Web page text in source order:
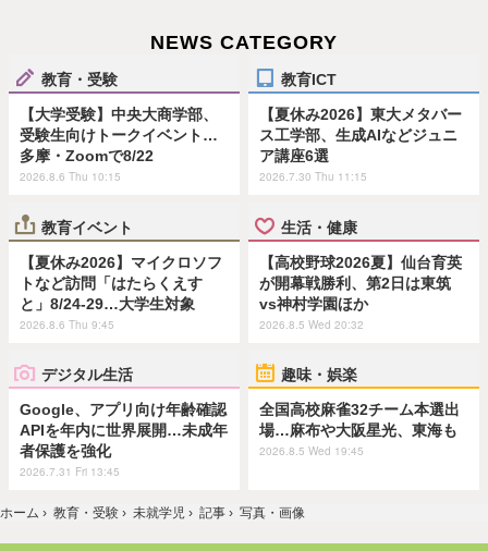
NEWS CATEGORY
教育・受験
【大学受験】中央大商学部、
受験生向けトークイベント…
多摩・Zoomで8/22
2026.8.6 Thu 10:15
教育ICT
【夏休み2026】東大メタバー
ス工学部、生成AIなどジュニ
ア講座6選
2026.7.30 Thu 11:15
教育イベント
【夏休み2026】マイクロソフ
トなど訪問「はたらくえす
と」8/24-29…大学生対象
2026.8.6 Thu 9:45
生活・健康
【高校野球2026夏】仙台育英
が開幕戦勝利、第2日は東筑
vs神村学園ほか
2026.8.5 Wed 20:32
デジタル生活
Google、アプリ向け年齢確認
APIを年内に世界展開…未成年
者保護を強化
2026.7.31 Fri 13:45
趣味・娯楽
全国高校麻雀32チーム本選出
場…麻布や大阪星光、東海も
2026.8.5 Wed 19:45
ホーム › 教育・受験 › 未就学児 › 記事 › 写真・画像